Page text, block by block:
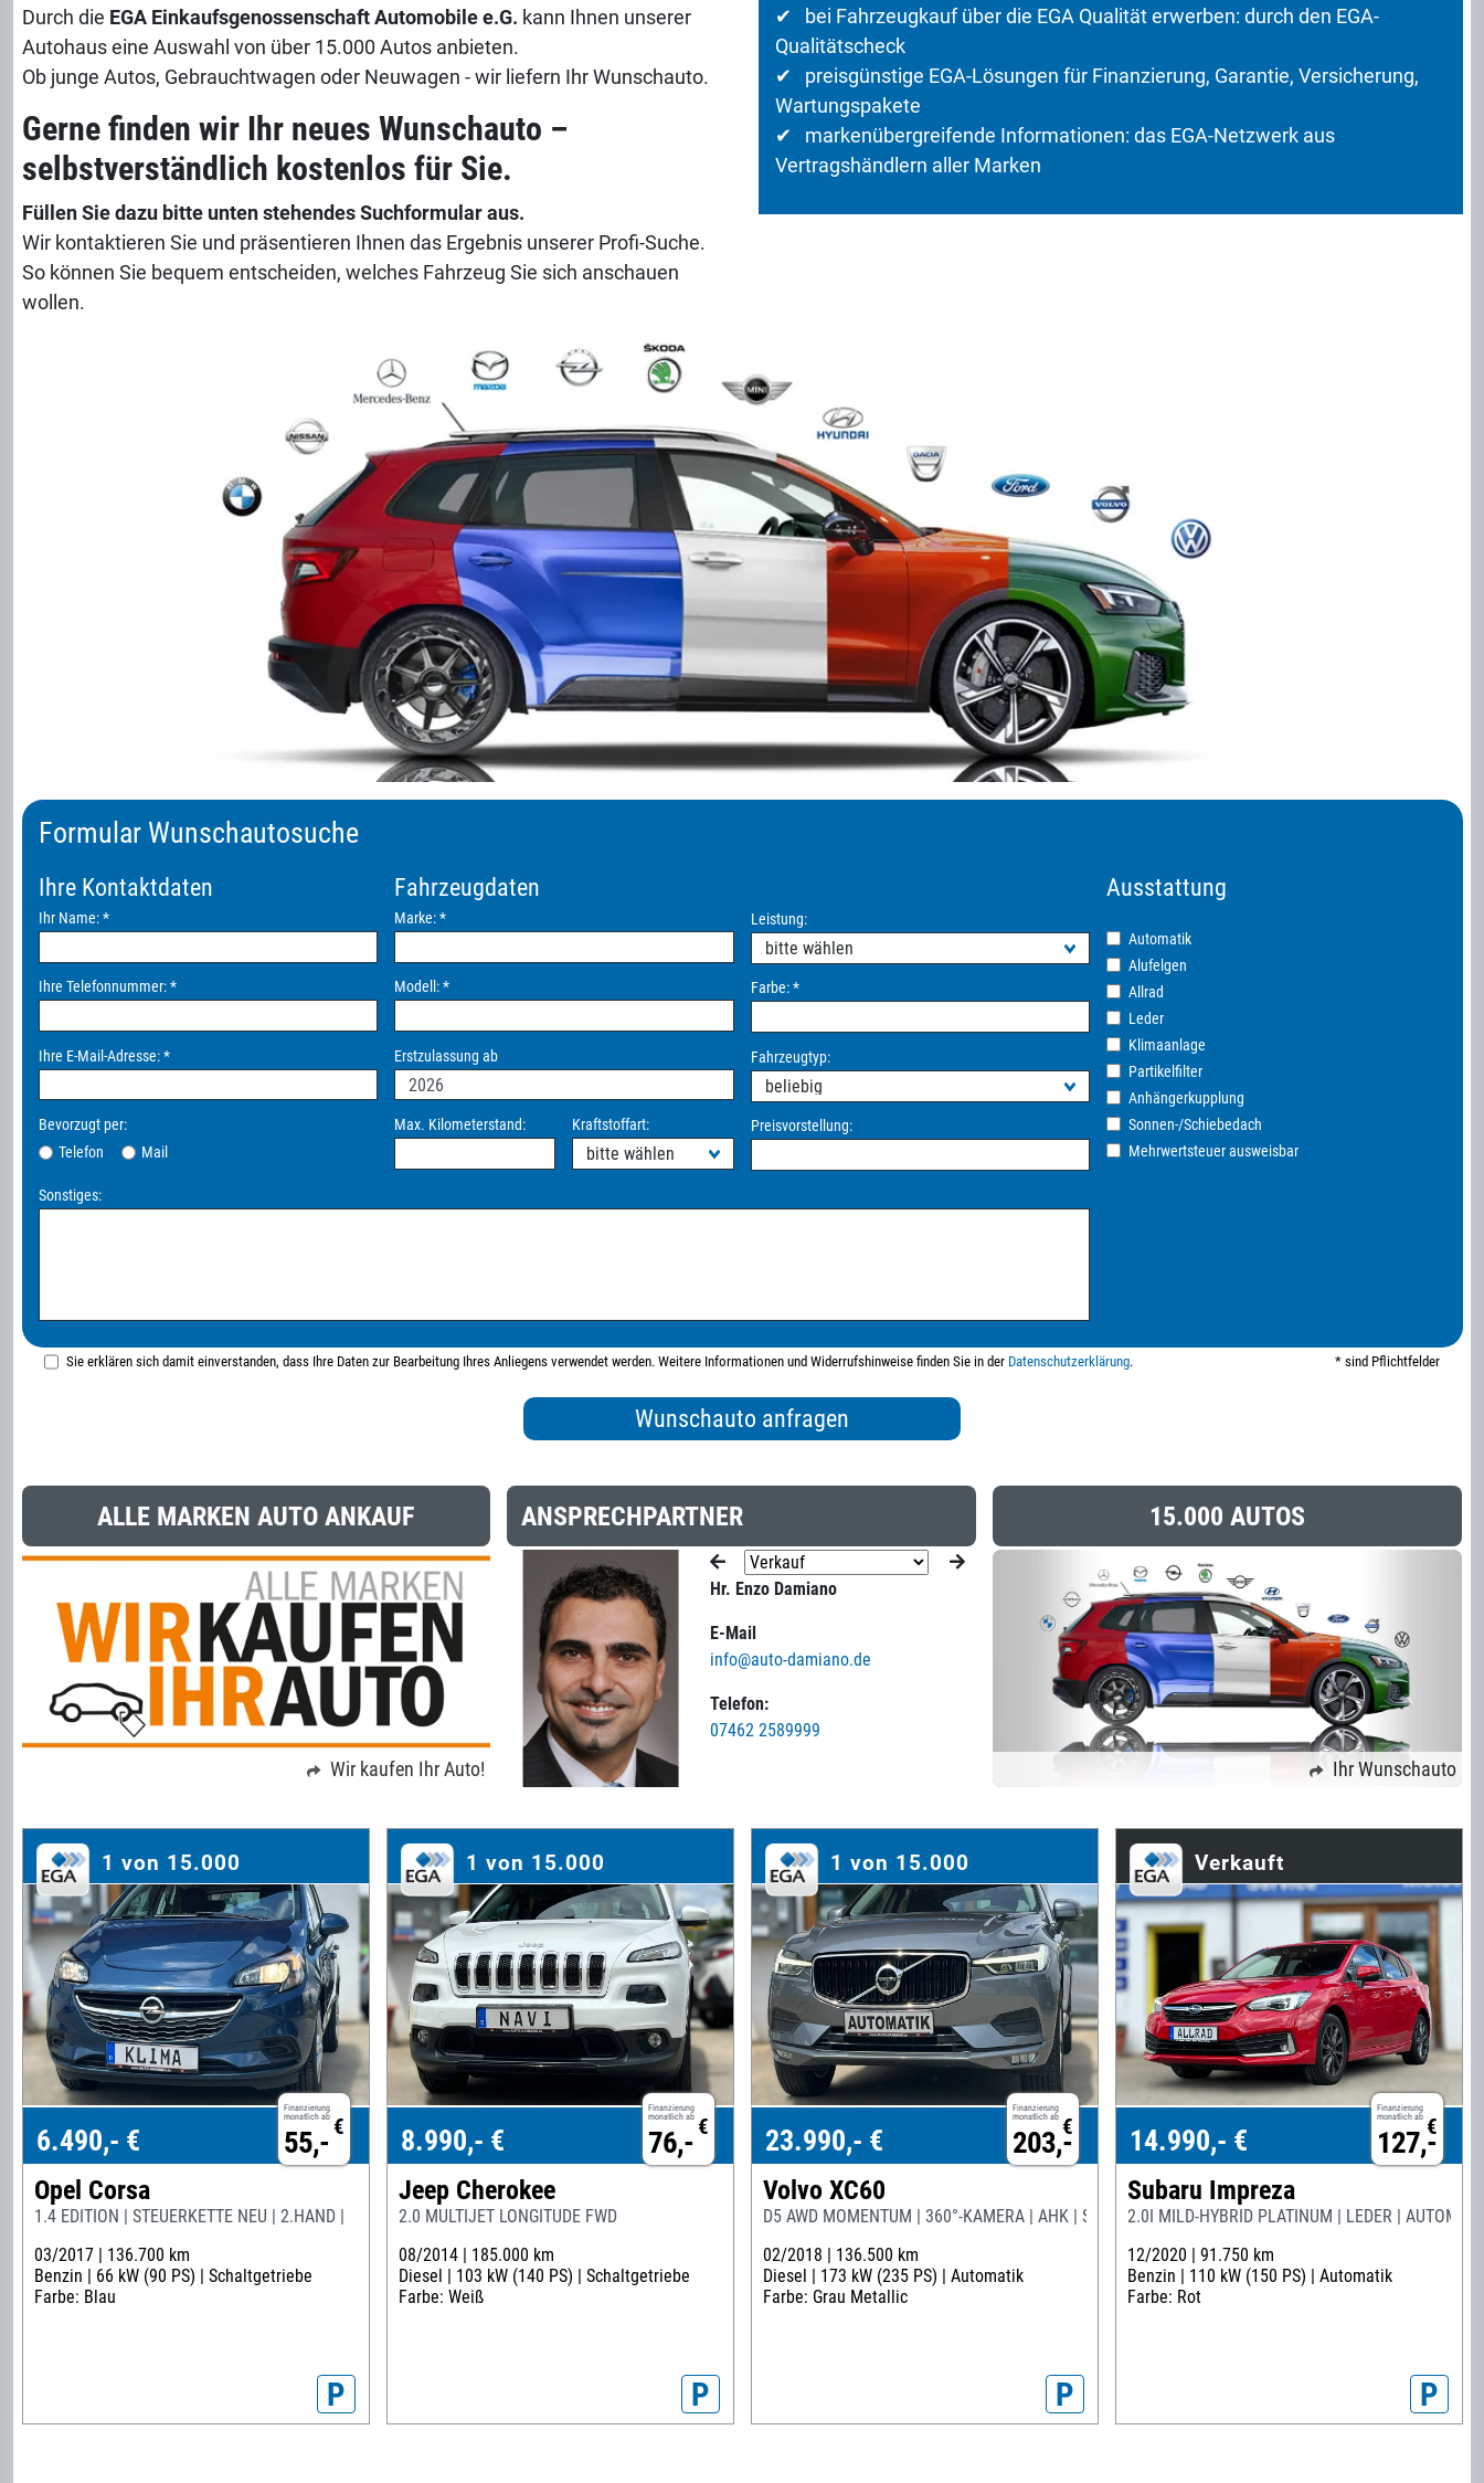
Durch die EGA Einkaufsgenossenschaft Automobile e.G. kann Ihnen unserer
Autohaus eine Auswahl von über 15.000 Autos anbieten.
Ob junge Autos, Gebrauchtwagen oder Neuwagen - wir liefern Ihr Wunschauto.
Gerne finden wir Ihr neues Wunschauto –
selbstverständlich kostenlos für Sie.
Füllen Sie dazu bitte unten stehendes Suchformular aus.
Wir kontaktieren Sie und präsentieren Ihnen das Ergebnis unserer Profi-Suche.
So können Sie bequem entscheiden, welches Fahrzeug Sie sich anschauen
wollen.
✔ bei Fahrzeugkauf über die EGA Qualität erwerben: durch den EGA-
Qualitätscheck
✔ preisgünstige EGA-Lösungen für Finanzierung, Garantie, Versicherung,
Wartungspakete
✔ markenübergreifende Informationen: das EGA-Netzwerk aus
Vertragshändlern aller Marken
Formular Wunschautosuche
Ihre Kontaktdaten
Ihr Name:*
Ihre Telefonnummer:*
Ihre E-Mail-Adresse:*
Bevorzugt per:
Telefon
Mail
Fahrzeugdaten
Marke:*
Modell:*
Erstzulassung ab
Max. Kilometerstand: Kraftstoffart:
Leistung:
Farbe:*
Fahrzeugtyp:
Preisvorstellung:
Ausstattung
Automatik
Alufelgen
Allrad
Leder
Klimaanlage
Partikelfilter
Anhängerkupplung
Sonnen-/Schiebedach
Mehrwertsteuer ausweisbar
Sonstiges:
Sie erklären sich damit einverstanden, dass Ihre Daten zur Bearbeitung Ihres Anliegens verwendet werden. Weitere Informationen und Widerrufshinweise finden Sie in der Datenschutzerklärung. * sind Pflichtfelder
ALLE MARKEN AUTO ANKAUF
Wir kaufen Ihr Auto!
ANSPRECHPARTNER
Hr. Enzo Damiano
E-Mail
info@auto-damiano.de
Telefon:
07462 2589999
15.000 AUTOS
Ihr Wunschauto
1 von 15.000
Finanzierung
monatlich ab €
55,-
6.490,- €
Opel Corsa
1.4 EDITION | STEUERKETTE NEU | 2.HAND |
03/2017 | 136.700 km
Benzin | 66 kW (90 PS) | Schaltgetriebe
Farbe: Blau
P
1 von 15.000
Finanzierung
monatlich ab €
76,-
8.990,- €
Jeep Cherokee
2.0 MULTIJET LONGITUDE FWD
08/2014 | 185.000 km
Diesel | 103 kW (140 PS) | Schaltgetriebe
Farbe: Weiß
P
1 von 15.000
Finanzierung
monatlich ab €
203,-
23.990,- €
Volvo XC60
D5 AWD MOMENTUM | 360°-KAMERA | AHK | SITZHEIZUNG V+H |
02/2018 | 136.500 km
Diesel | 173 kW (235 PS) | Automatik
Farbe: Grau Metallic
P
Verkauft
Finanzierung
monatlich ab €
127,-
14.990,- €
Subaru Impreza
2.0I MILD-HYBRID PLATINUM | LEDER |
12/2020 | 91.750 km
Benzin | 110 kW (150 PS) | Automatik
Farbe: Rot
P